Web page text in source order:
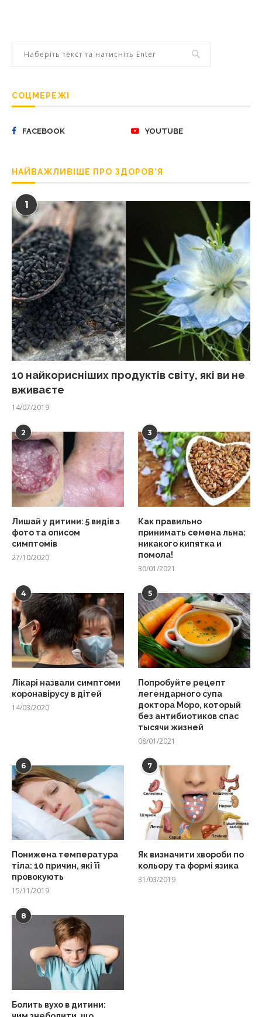
СОЦМЕРЕЖІ
FACEBOOK YOUTUBE
НАЙВАЖЛИВІШЕ ПРО ЗДОРОВ’Я
1
10 найкорисніших продуктів світу, які ви не
вживаєте
14/07/2019
2
Лишай у дитини: 5 видів з
фото та описом
симптомів
27/10/2020
3
Как правильно
принимать семена льна:
никакого кипятка и
помола!
30/01/2021
4
Лікарі назвали симптоми
коронавірусу в дітей
14/03/2020
5
Попробуйте рецепт
легендарного супа
доктора Моро, который
без антибиотиков спас
тысячи жизней
08/01/2021
6
Понижена температура
тіла: 10 причин, які її
провокують
15/11/2019
7
Як визначити хвороби по
кольору та формі язика
31/03/2019
8
Болить вухо в дитини: